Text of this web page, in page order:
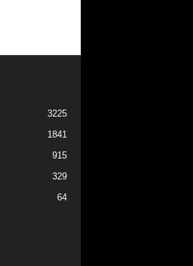
3225
1841
915
329
64